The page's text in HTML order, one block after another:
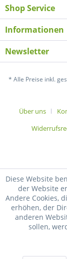
Shop Service
Informationen
Newsletter
* Alle Preise inkl.
Über uns
Diese Website
der Website
Andere Cookies,
erhöhen, der
anderen
sollen,